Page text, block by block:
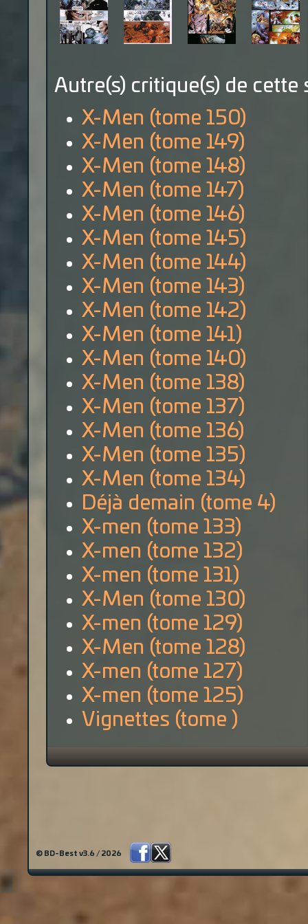
Autre(s) critique(s) de cette
X-Men (tome 150)
X-Men (tome 149)
X-Men (tome 148)
X-Men (tome 147)
X-Men (tome 146)
X-Men (tome 145)
X-Men (tome 144)
X-Men (tome 143)
X-Men (tome 142)
X-Men (tome 141)
X-Men (tome 140)
X-Men (tome 138)
X-Men (tome 137)
X-Men (tome 136)
X-Men (tome 135)
X-Men (tome 134)
Déjà demain (tome 4)
X-men (tome 133)
X-men (tome 132)
X-men (tome 131)
X-Men (tome 130)
X-men (tome 129)
X-Men (tome 128)
X-men (tome 127)
X-men (tome 125)
Vignettes (tome )
© BD-Best v3.6 / 2026